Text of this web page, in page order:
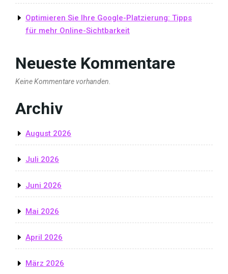
Optimieren Sie Ihre Google-Platzierung: Tipps
für mehr Online-Sichtbarkeit
Neueste Kommentare
Keine Kommentare vorhanden.
Archiv
August 2026
Juli 2026
Juni 2026
Mai 2026
April 2026
März 2026